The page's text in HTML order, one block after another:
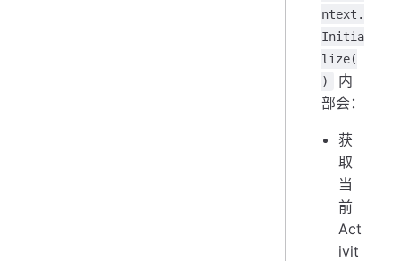
ntext.
Initia
lize(
)
内
部会：
获
取
当
前
Act
ivit